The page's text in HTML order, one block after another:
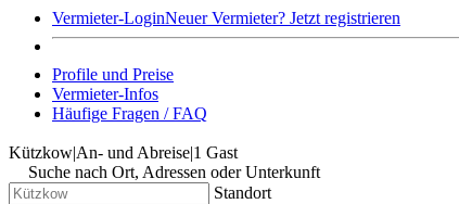
Vermieter-LoginNeuer Vermieter? Jetzt registrieren
Profile und Preise
Vermieter-Infos
Häufige Fragen / FAQ
Kützkow|An- und Abreise|1 Gast
Suche nach Ort, Adressen oder Unterkunft
Standort